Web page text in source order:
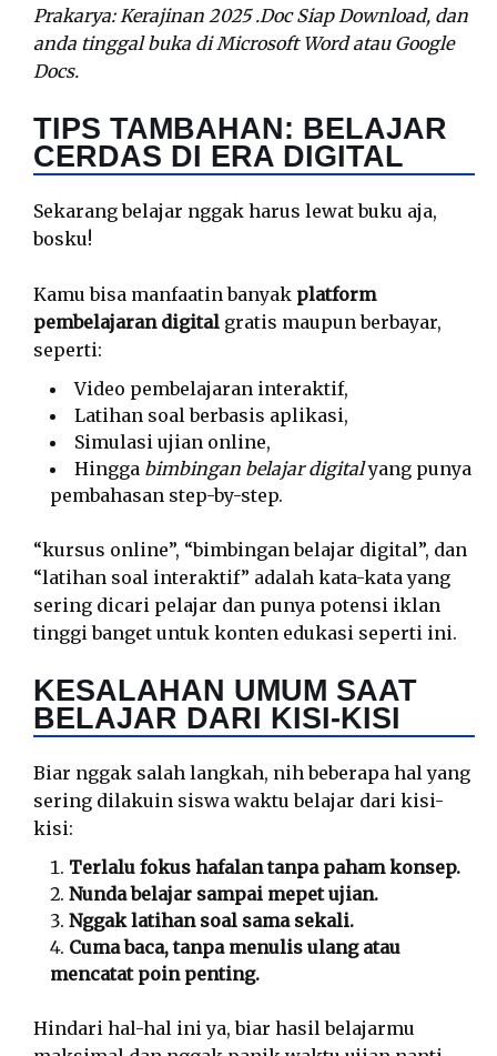
Prakarya: Kerajinan 2025 .Doc Siap Download, dan
anda tinggal buka di Microsoft Word atau Google
Docs.
TIPS TAMBAHAN: BELAJAR
CERDAS DI ERA DIGITAL
Sekarang belajar nggak harus lewat buku aja,
bosku!
Kamu bisa manfaatin banyak platform
pembelajaran digital gratis maupun berbayar,
seperti:
Video pembelajaran interaktif,
Latihan soal berbasis aplikasi,
Simulasi ujian online,
Hingga bimbingan belajar digitalyang punya
pembahasan step-by-step.
“kursus online”, “bimbingan belajar digital”, dan
“latihan soal interaktif” adalah kata-kata yang
sering dicari pelajar dan punya potensi iklan
tinggi banget untuk konten edukasi seperti ini.
KESALAHAN UMUM SAAT
BELAJAR DARI KISI-KISI
Biar nggak salah langkah, nih beberapa hal yang
sering dilakuin siswa waktu belajar dari kisi-
kisi:
Terlalu fokus hafalan tanpa paham konsep.
Nunda belajar sampai mepet ujian.
Nggak latihan soal sama sekali.
Cuma baca, tanpa menulis ulang atau
mencatat poin penting.
Hindari hal-hal ini ya, biar hasil belajarmu